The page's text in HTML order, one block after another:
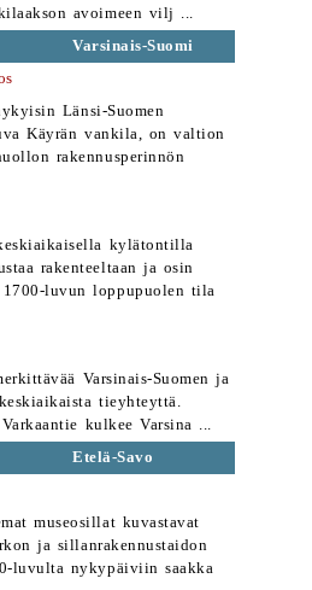
avoimeen vilj ...
Varsinais-Suomi
Länsi-Suomen
Käyrän vankila, on valtion
rakennusperinnön
kylätontilla
rakenteeltaan ja osin
1700-luvun loppupuolen tila
Varsinais-Suomen ja
tieyhteyttä.
kulkee Varsina ...
Etelä-Savo
museosillat kuvastavat
ja sillanrakennustaidon
luvulta nykypäiviin saakka